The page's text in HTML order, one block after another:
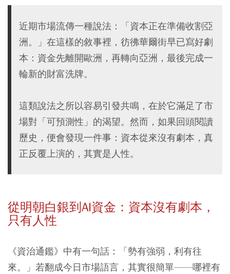
近期市場流傳一種說法：「資本正在準備收割亞
洲。」在這樣的敘事裡，彷彿華爾街早已寫好劇
本：資金先離開歐洲，再轉向亞洲，最後完成一
輪新的財富洗牌。
這類說法之所以容易引發共鳴，在於它滿足了市
場對「可預測性」的渴望。然而，如果回頭閱讀
歷史，便會發現一件事：資本從來沒有劇本，真
正反覆上演的，其實是人性。
從明朝白銀到AI資金：資本沒有劇本，
只有人性
《資治通鑑》中有一句話：「勢有強弱，利有往
來。」若翻成今日市場語言，其實很簡單——哪裡有